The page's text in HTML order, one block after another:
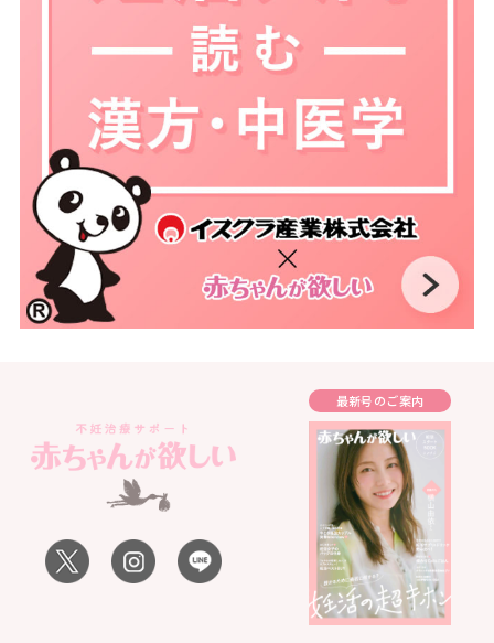
最新号のご案内